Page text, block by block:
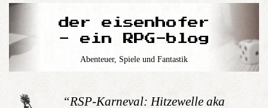
der eisenhofer
- ein RPG-blog
Abenteuer, Spiele und Fantastik
“RSP-Karneval: Hitzewelle aka